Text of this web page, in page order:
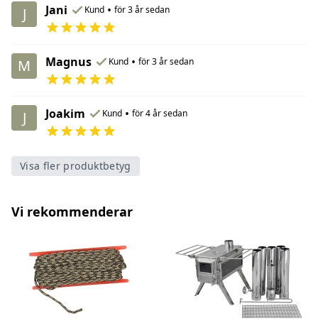
J Jani Kund • för 3 år sedan
M Magnus Kund • för 3 år sedan
J Joakim Kund • för 4 år sedan
Visa fler produktbetyg
Vi rekommenderar